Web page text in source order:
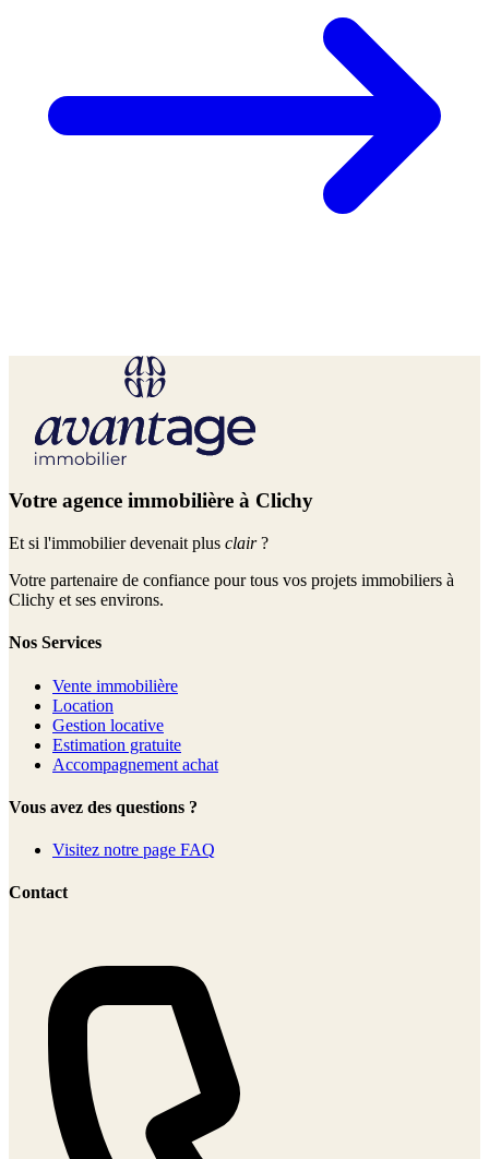
Votre agence immobilière à Clichy
Et si l'immobilier devenait plus clair?
Votre partenaire de confiance pour tous vos projets immobiliers à
Clichy et ses environs.
Nos Services
Vente immobilière
Location
Gestion locative
Estimation gratuite
Accompagnement achat
Vous avez des questions ?
Visitez notre page FAQ
Contact